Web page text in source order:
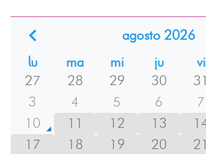
agosto 2026
lu
ma mi ju vi
27
28 29 30 31
3
4 5 6 7
10
11 12 13
17
18 19 20 21